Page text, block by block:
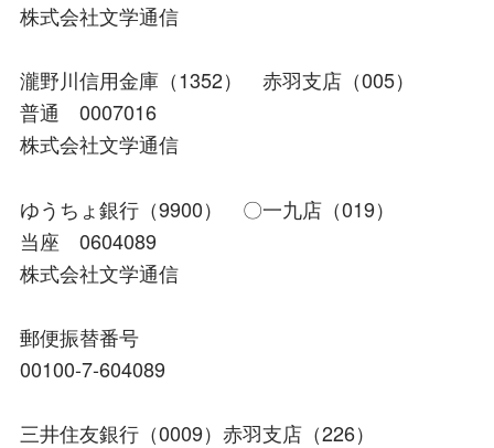
株式会社文学通信
瀧野川信用金庫（1352） 赤羽支店（005）
普通 0007016
株式会社文学通信
ゆうちょ銀行（9900） 〇一九店（019）
当座 0604089
株式会社文学通信
郵便振替番号
00100-7-604089
三井住友銀行（0009）赤羽支店（226）